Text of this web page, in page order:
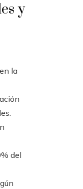
y
la
del